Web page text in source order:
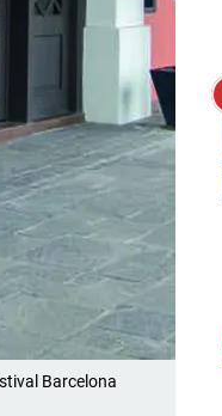
Barcelona